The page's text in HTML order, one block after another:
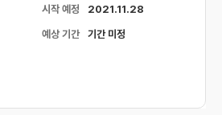
시작 예정 2021.11.28
예상 기간 기간 미정